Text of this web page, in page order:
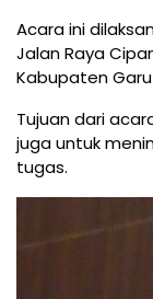
Acara ini
Jalan Raya
Kabupaten
Tujuan dari
juga untuk
tugas.